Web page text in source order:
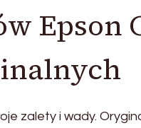
Epson
zalety i wady.